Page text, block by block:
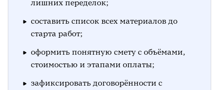
лишних переделок;
составить список всех материалов до
старта работ;
оформить понятную смету с объёмами,
стоимостью и этапами оплаты;
зафиксировать договорённости с